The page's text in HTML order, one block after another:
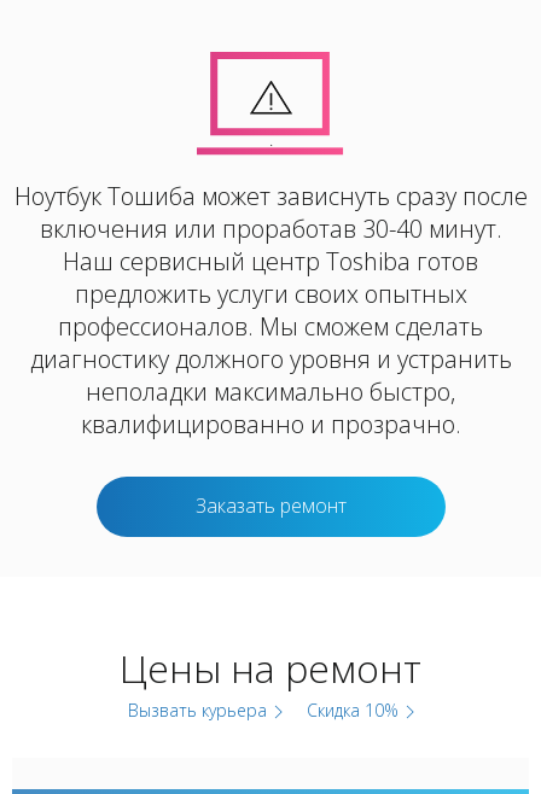
.
Ноутбук Тошиба может зависнуть сразу после
включения или проработав 30-40 минут.
Наш сервисный центр Toshiba готов
предложить услуги своих опытных
профессионалов. Мы сможем сделать
диагностику должного уровня и устранить
неполадки максимально быстро,
квалифицированно и прозрачно.
Заказать ремонт
Цены на ремонт
Вызвать курьера Скидка 10%